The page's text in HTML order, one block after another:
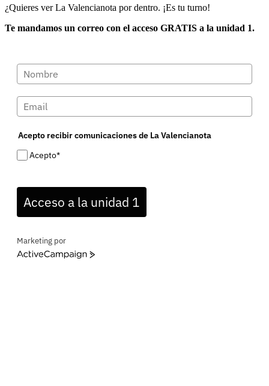
¿Quieres ver La Valencianota por dentro. ¡Es tu turno!
Te mandamos un correo con el acceso GRATIS a la unidad 1.
Acepto recibir comunicaciones de La Valencianota
Acepto*
Acceso a la unidad 1
Marketing por
ActiveCampaign